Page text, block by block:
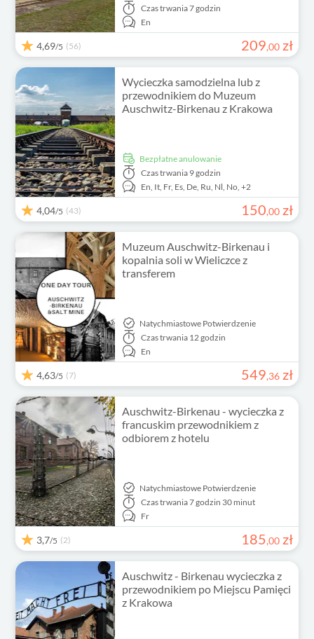
Czas trwania7 godzin
En
4,69/5 (56) 209,00 zł
Wycieczka samodzielna lub z
przewodnikiem do Muzeum
Auschwitz-Birkenau z Krakowa
Bezpłatne anulowanie
Czas trwania 9 godzin
En, It, Fr, Es, De, Ru, Nl, No, +2
4,04/5 (43) 150,00 zł
Muzeum Auschwitz-Birkenau i
kopalnia soli w Wieliczce z
transferem
Natychmiastowe Potwierdzenie
Czas trwania 12 godzin
En
4,63/5 (7) 549,36 zł
Auschwitz-Birkenau - wycieczka z
francuskim przewodnikiem z
odbiorem z hotelu
Natychmiastowe Potwierdzenie
Czas trwania7 godzin 30 minut
Fr
3,7/5 (2) 185,00 zł
Auschwitz - Birkenau wycieczka z
przewodnikiem po Miejscu Pamięci
z Krakowa